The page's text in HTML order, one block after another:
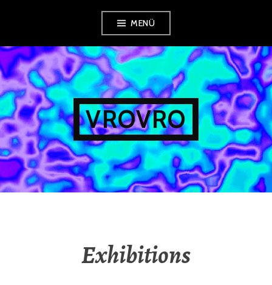
springen
MENÜ
VROVRO
Exhibitions